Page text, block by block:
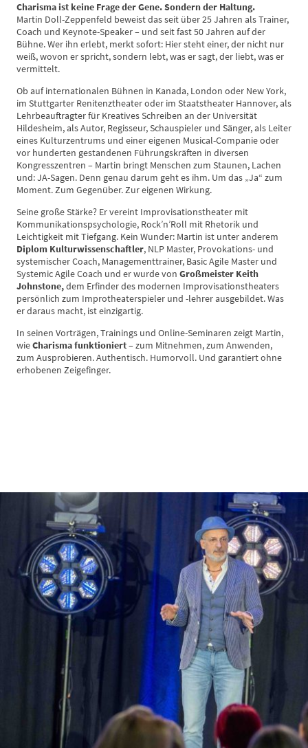
Charisma ist keine Frage der Gene. Sondern der Haltung.
Martin Doll-Zeppenfeld beweist das seit über 25 Jahren als Trainer,
Coach und Keynote-Speaker – und seit fast 50 Jahren auf der
Bühne. Wer ihn erlebt, merkt sofort: Hier steht einer, der nicht nur
weiß, wovon er spricht, sondern lebt, was er sagt, der liebt, was er
vermittelt.
Ob auf internationalen Bühnen in Kanada, London oder New York,
im Stuttgarter Renitenztheater oder im Staatstheater Hannover, als
Lehrbeauftragter für Kreatives Schreiben an der Universität
Hildesheim, als Autor, Regisseur, Schauspieler und Sänger, als Leiter
eines Kulturzentrums und einer eigenen Musical-Companie oder
vor hunderten gestandenen Führungskräften in diversen
Kongresszentren – Martin bringt Menschen zum Staunen, Lachen
und: JA-Sagen. Denn genau darum geht es ihm. Um das „Ja“ zum
Moment. Zum Gegenüber. Zur eigenen Wirkung.
Seine große Stärke? Er vereint Improvisationstheater mit
Kommunikationspsychologie, Rock’n’Roll mit Rhetorik und
Leichtigkeit mit Tiefgang. Kein Wunder: Martin ist unter anderem
Diplom Kulturwissenschaftler, NLP Master, Provokations- und
systemischer Coach, Managementtrainer, Basic Agile Master und
Systemic Agile Coach und er wurde von Großmeister Keith
Johnstone,dem Erfinder des modernen Improvisationstheaters
persönlich zum Improtheaterspieler und -lehrer ausgebildet. Was
er daraus macht, ist einzigartig.
In seinen Vorträgen, Trainings und Online-Seminaren zeigt Martin,
wieCharisma funktioniert– zum Mitnehmen, zum Anwenden,
zum Ausprobieren. Authentisch. Humorvoll. Und garantiert ohne
erhobenen Zeigefinger.